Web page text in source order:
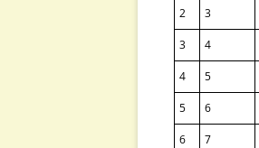
2 3
3 4
4 5
5 6
6 7